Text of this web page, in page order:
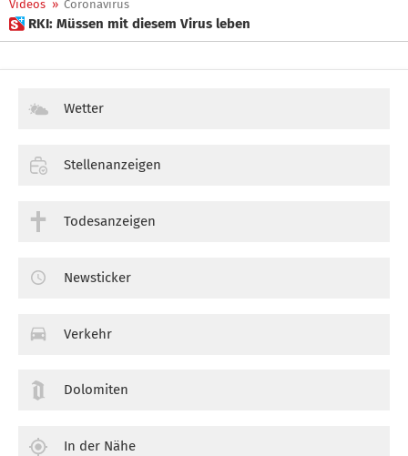
Videos » Coronavirus
 RKI: Müssen mit diesem Virus leben
Wetter
Stellenanzeigen
Todesanzeigen
Newsticker
Verkehr
Dolomiten
In der Nähe